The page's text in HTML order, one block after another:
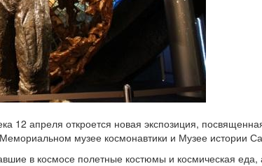
12 апреля откроется новая экспозиция,
музее космонавтики и Музее истории
в космосе полетные костюмы и космическая